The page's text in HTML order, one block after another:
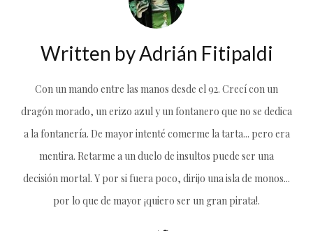
Written byAdrián Fitipaldi
Con un mando entre las manos desde el 92. Crecí con un
dragón morado, un erizo azul y un fontanero que no se dedica
a la fontanería. De mayor intenté comerme la tarta... pero era
mentira. Retarme a un duelo de insultos puede ser una
decisión mortal. Y por si fuera poco, dirijo una isla de monos...
por lo que de mayor ¡quiero ser un gran pirata!.